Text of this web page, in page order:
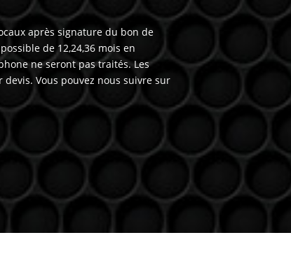
après signature du bon de
de 12,24,36 mois en
ne seront pas traités. Les
Vous pouvez nous suivre sur